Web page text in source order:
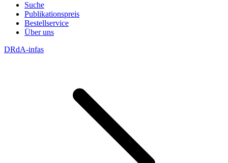
Suche
Publikationspreis
Bestellservice
Über uns
DRdA-infas